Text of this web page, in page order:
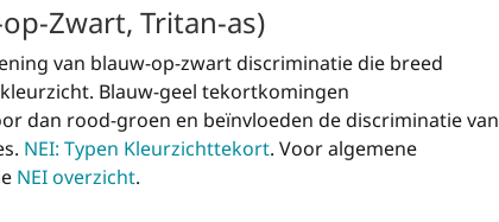
Zwart, Tritan-as)
van blauw-op-zwart discriminatie die breed
Blauw-geel tekortkomingen
dan rood-groen en beïnvloeden de discriminatie van
NEI: Typen Kleurzichttekort. Voor algemene
NEI overzicht.